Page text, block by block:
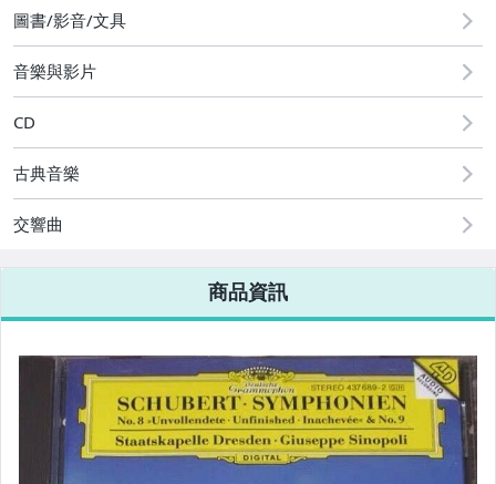
[全店] 週年慶
圖書/影音/文具
音樂與影片
CD
古典音樂
交響曲
商品資訊